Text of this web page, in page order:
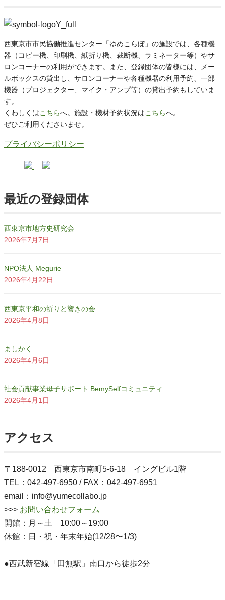
西東京市市民協働推進センター「ゆめこらぼ」の施設では、各種機
器（コピー機、印刷機、紙折り機、裁断機、ラミネーター等）やサ
ロンコーナーの利用ができます。また、登録団体の皆様には、メー
ルボックスの貸出し、サロンコーナーや各種機器の利用予約、一部
機器（プロジェクター、マイク・アンプ等）の貸出予約もしていま
す。
くわしくはこちらへ。施設・機材予約状況はこちらへ。
ぜひご利用くださいませ。
プライバシーポリシー
最近の登録団体
西東京市地方史研究会
2026年7月7日
NPO法人 Megurie
2026年4月22日
西東京平和の祈りと響きの会
2026年4月8日
ましかく
2026年4月6日
社会貢献事業母子サポート BemySelfコミュニティ
2026年4月1日
アクセス
〒188-0012 西東京市南町5-6-18 イングビル1階
TEL：042-497-6950 / FAX：042-497-6951
email：info@yumecollabo.jp
>>> お問い合わせフォーム
開館：月～土 10:00～19:00
休館：日・祝・年末年始(12/28〜1/3)
●西武新宿線「田無駅」南口から徒歩2分